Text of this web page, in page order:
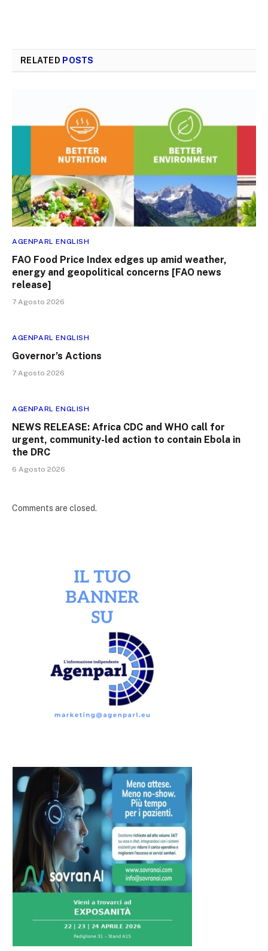
RELATED POSTS
AGENPARL ENGLISH
FAO Food Price Index edges up amid weather,
energy and geopolitical concerns [FAO news
release]
7 Agosto 2026
AGENPARL ENGLISH
Governor’s Actions
7 Agosto 2026
AGENPARL ENGLISH
NEWS RELEASE: Africa CDC and WHO call for
urgent, community-led action to contain Ebola in
the DRC
6 Agosto 2026
Comments are closed.